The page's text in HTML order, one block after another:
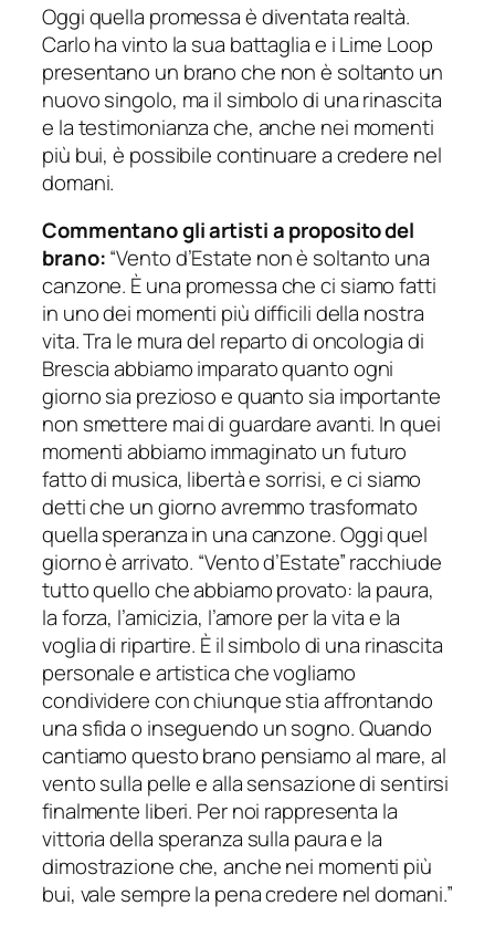
Oggi quella promessa è diventata realtà.
Carlo ha vinto la sua battaglia e i Lime Loop
presentano un brano che non è soltanto un
nuovo singolo, ma il simbolo di una rinascita
e la testimonianza che, anche nei momenti
più bui, è possibile continuare a credere nel
domani.
Commentano gli artisti a proposito del
brano:“Vento d’Estate non è soltanto una
canzone. È una promessa che ci siamo fatti
in uno dei momenti più difficili della nostra
vita. Tra le mura del reparto di oncologia di
Brescia abbiamo imparato quanto ogni
giorno sia prezioso e quanto sia importante
non smettere mai di guardare avanti. In quei
momenti abbiamo immaginato un futuro
fatto di musica, libertà e sorrisi, e ci siamo
detti che un giorno avremmo trasformato
quella speranza in una canzone.Oggi quel
giorno è arrivato. “Vento d’Estate” racchiude
tutto quello che abbiamo provato: la paura,
la forza, l’amicizia, l’amore per la vita e la
voglia di ripartire. È il simbolo di una rinascita
personale e artistica che vogliamo
condividere con chiunque stia affrontando
una sfida o inseguendo un sogno. Quando
cantiamo questo brano pensiamo al mare, al
vento sulla pelle e alla sensazione di sentirsi
finalmente liberi. Per noi rappresenta la
vittoria della speranza sulla paura e la
dimostrazione che, anche nei momenti più
bui, vale sempre la pena credere nel domani.”